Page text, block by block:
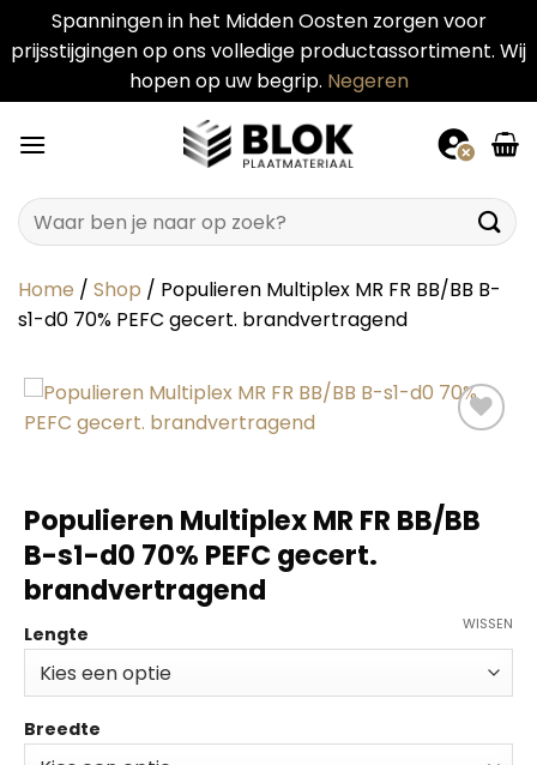
Spanningen in het Midden Oosten zorgen voor
prijsstijgingen op ons volledige productassortiment. Wij
hopen op uw begrip. Negeren
naar
Zoeken
naar:
Home / Shop / Populieren Multiplex MR FR BB/BB B-
s1-d0 70% PEFC gecert. brandvertragend
Populieren Multiplex MR FR BB/BB
B-s1-d0 70% PEFC gecert.
brandvertragend
Lengte
Breedte
WISSEN